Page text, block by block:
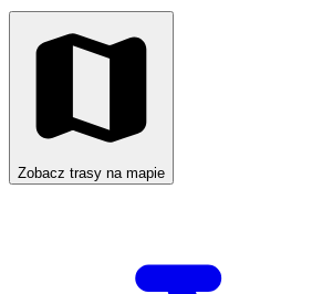
Zobacz trasy na mapie